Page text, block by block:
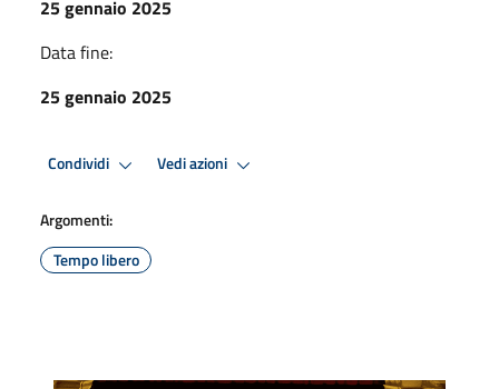
25 gennaio 2025
Data fine:
25 gennaio 2025
Condividi Vedi azioni
Argomenti:
Tempo libero